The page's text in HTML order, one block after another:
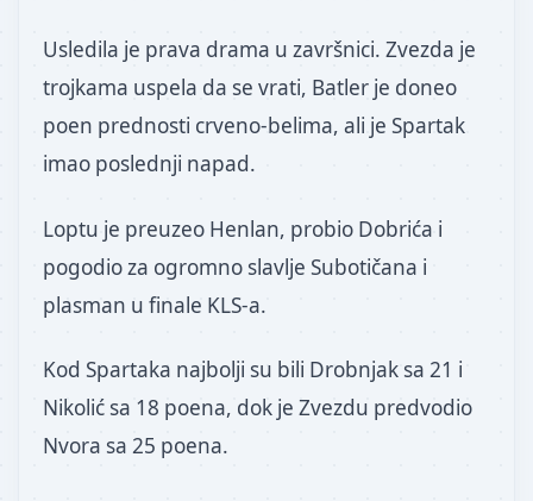
Usledila je prava drama u završnici. Zvezda je
trojkama uspela da se vrati, Batler je doneo
poen prednosti crveno-belima, ali je Spartak
imao poslednji napad.
Loptu je preuzeo Henlan, probio Dobrića i
pogodio za ogromno slavlje Subotičana i
plasman u finale KLS-a.
Kod Spartaka najbolji su bili Drobnjak sa 21 i
Nikolić sa 18 poena, dok je Zvezdu predvodio
Nvora sa 25 poena.